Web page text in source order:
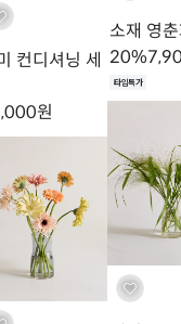
를 지니고 있죠. 그래도 장갑과
는 가장 먼저 구입해야할 도구중
컨디셔닝 세
원
소재 영
20%
타임특가